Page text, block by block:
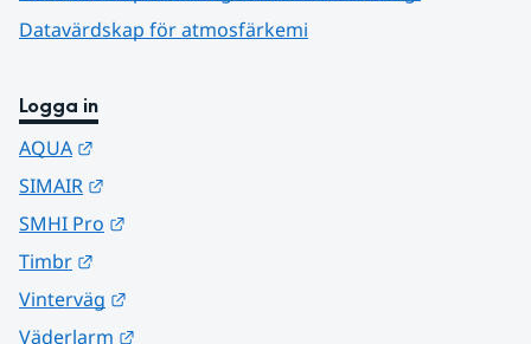
Datavärdskap för atmosfärkemi
Logga in
AQUA
SIMAIR
SMHI Pro
Timbr
Vinterväg
Väderlarm